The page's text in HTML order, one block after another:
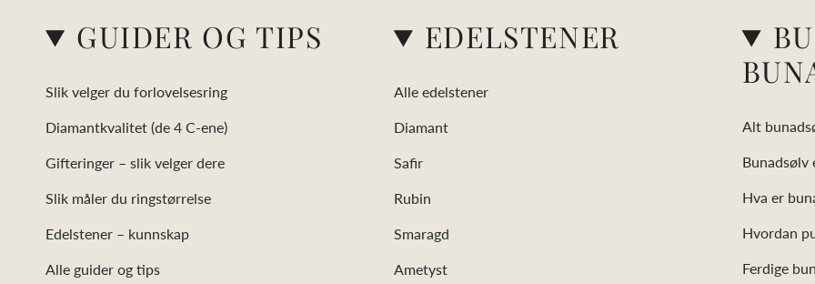
GUIDER OG TIPS
Slik velger du forlovelsesring
Diamantkvalitet (de 4 C-ene)
Gifteringer – slik velger dere
Slik måler du ringstørrelse
Edelstener – kunnskap
Alle guider og tips
EDELSTENER
Alle edelstener
Diamant
Safir
Rubin
Smaragd
Ametyst
Alt
Hva er
Hvordan
Ferdige